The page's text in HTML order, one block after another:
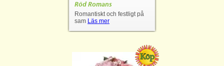
Röd Romans
Romantiskt och festligt på
sam Läs mer